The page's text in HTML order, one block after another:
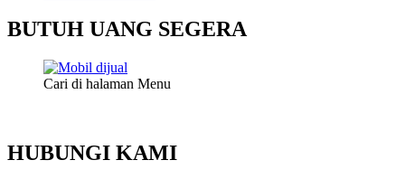
BUTUH UANG SEGERA
Cari di halaman Menu
HUBUNGI KAMI